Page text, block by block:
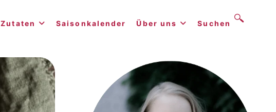
Zutaten Saisonkalender Über uns Suchen